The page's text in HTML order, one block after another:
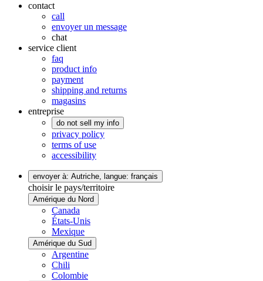
contact
call
envoyer un message
chat
service client
faq
product info
payment
shipping and returns
magasins
entreprise
do not sell my info
privacy policy
terms of use
accessibility
envoyer à: Autriche, langue: français
choisir le pays/territoire
Amérique du Nord
Canada
États-Unis
Mexique
Amérique du Sud
Argentine
Chili
Colombie